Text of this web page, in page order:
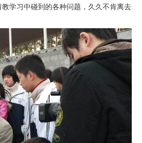
学习中碰到的各种问题，久久不肯离去